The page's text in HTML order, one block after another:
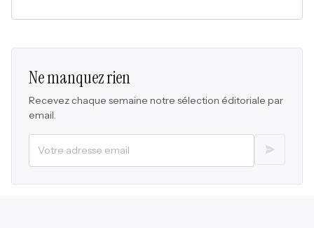
Ne manquez rien
Recevez chaque semaine notre sélection éditoriale par
email.